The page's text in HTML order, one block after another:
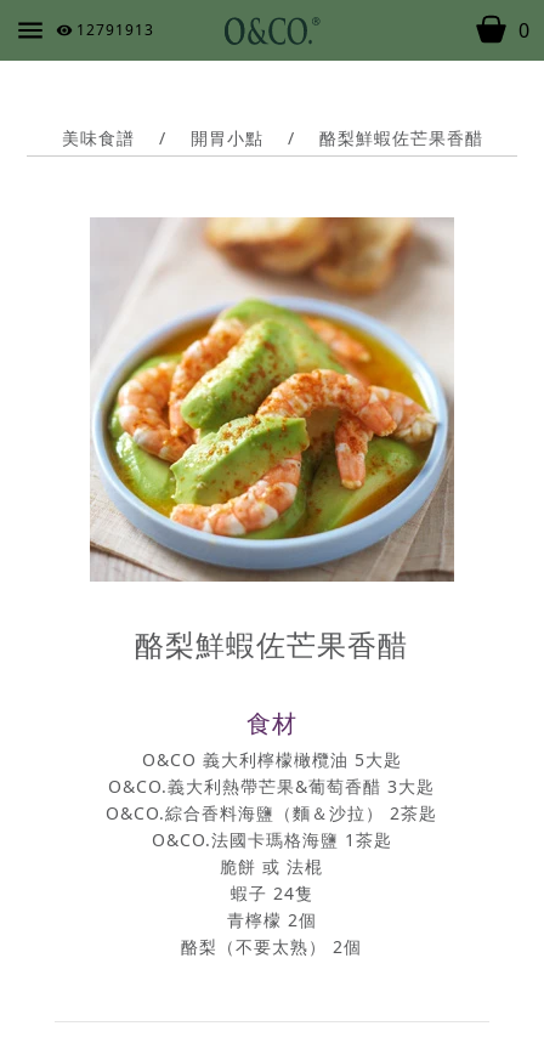
12791913 0
美味食譜 / 開胃小點 / 酪梨鮮蝦佐芒果香醋
酪梨鮮蝦佐芒果香醋
食材
O&CO 義大利檸檬橄欖油 5大匙
O&CO.義大利熱帶芒果&葡萄香醋 3大匙
O&CO.綜合香料海鹽（麵＆沙拉） 2茶匙
O&CO.法國卡瑪格海鹽 1茶匙
脆餅 或 法棍
蝦子 24隻
青檸檬 2個
酪梨（不要太熟） 2個